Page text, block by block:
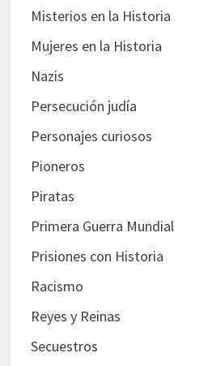
Misterios en la Historia
Mujeres en la Historia
Nazis
Persecución judía
Personajes curiosos
Pioneros
Piratas
Primera Guerra Mundial
Prisiones con Historia
Racismo
Reyes y Reinas
Secuestros